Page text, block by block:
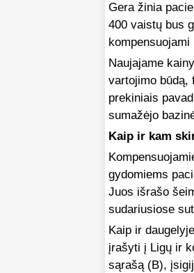
Gera žinia
400 vaistų bus
kompensuojami
Naujajame
vartojimo būdą,
prekiniais
sumažėjo
Kaip ir kam
gydomiems
Juos išrašo
sudariusiose
Kaip ir
įrašyti į Ligų ir
sąrašą (B),